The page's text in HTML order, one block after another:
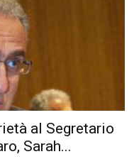
al Segretario
Sarah...